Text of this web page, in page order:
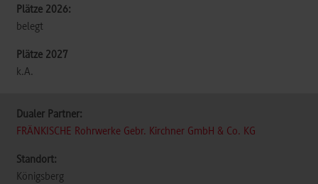
belegt
k.A.
FRÄNKISCHE Rohrwerke Gebr. Kirchner GmbH & Co. KG
Königsberg